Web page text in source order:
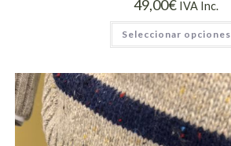
49,00€ IVA Inc.
Seleccionar opciones